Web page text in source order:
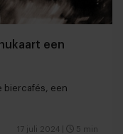
een
biercafés, een
17 juli 2024 5 min